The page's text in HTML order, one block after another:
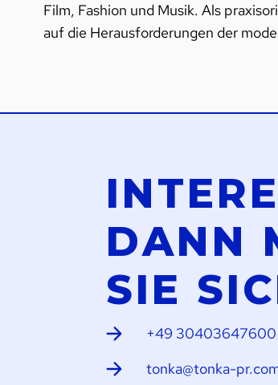
Film, Fashion und Musik. Als
auf die Herausforderungen der
DANN
SIE
+49 30403647600
tonka@tonka-